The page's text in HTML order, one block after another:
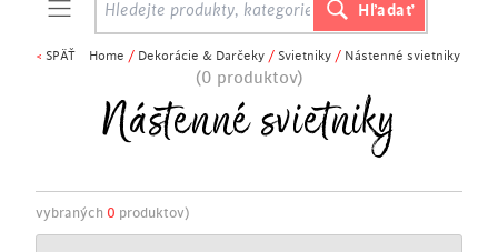
< SPÄŤ Home / Dekorácie & Darčeky / Svietniky / Nástenné svietniky
(0 produktov)
Nástenné svietniky
vybraných 0 produktov)